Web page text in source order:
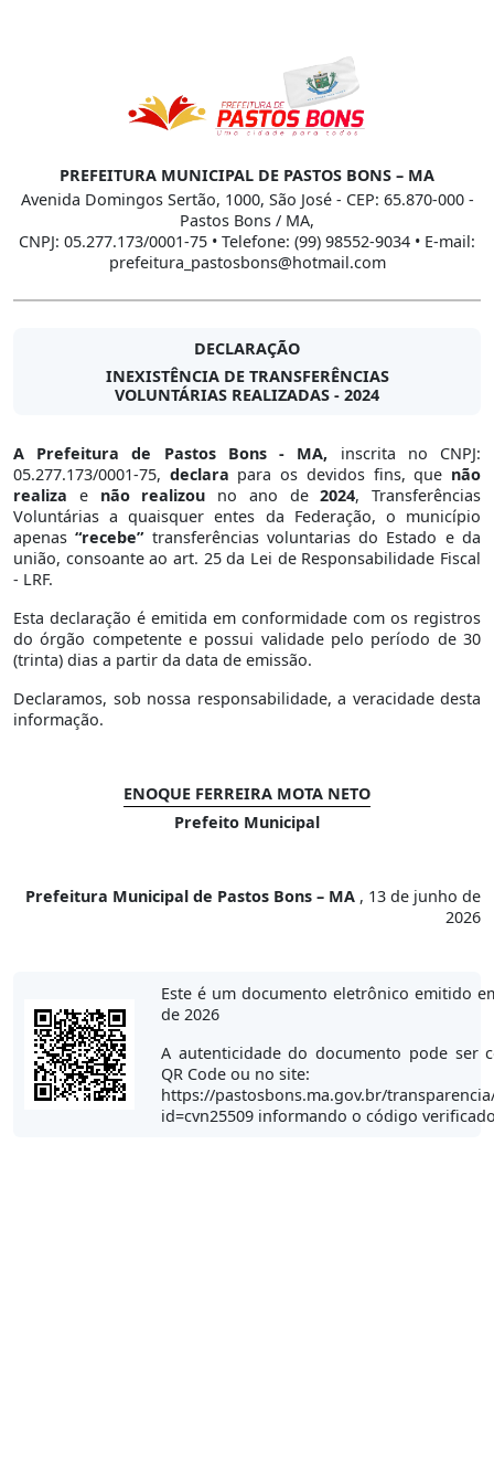
PREFEITURA MUNICIPAL DE PASTOS BONS – MA
Avenida Domingos Sertão, 1000, São José - CEP: 65.870-000 -
Pastos Bons / MA,
CNPJ: 05.277.173/0001-75 • Telefone: (99) 98552-9034 • E-mail:
prefeitura_pastosbons@hotmail.com
DECLARAÇÃO
INEXISTÊNCIA DE TRANSFERÊNCIAS
VOLUNTÁRIAS REALIZADAS - 2024
A Prefeitura de Pastos Bons - MA, inscrita no CNPJ:
05.277.173/0001-75, declara para os devidos fins, que não
realiza e não realizou no ano de2024, Transferências
Voluntárias a quaisquer entes da Federação, o município
apenas“recebe” transferências voluntarias do Estado e da
união, consoante ao art. 25 da Lei de Responsabilidade Fiscal
- LRF.
Esta declaração é emitida em conformidade com os registros
do órgão competente e possui validade pelo período de 30
(trinta) dias a partir da data de emissão.
Declaramos, sob nossa responsabilidade, a veracidade desta
informação.
ENOQUE FERREIRA MOTA NETO
Prefeito Municipal
Prefeitura Municipal de Pastos Bons – MA , 13 de junho de
2026
Este é um documento eletrônico emitido
de 2026
A autenticidade do documento pode ser
QR Code ou no site:
https://pastosbons.ma.gov.br/
id=cvn25509 informando o código